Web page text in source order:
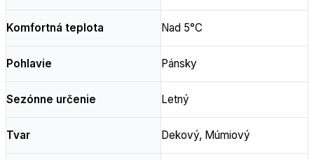
Komfortná teplota Nad 5°C
Pohlavie Pánsky
Sezónne určenie Letný
Tvar Dekový, Múmiový